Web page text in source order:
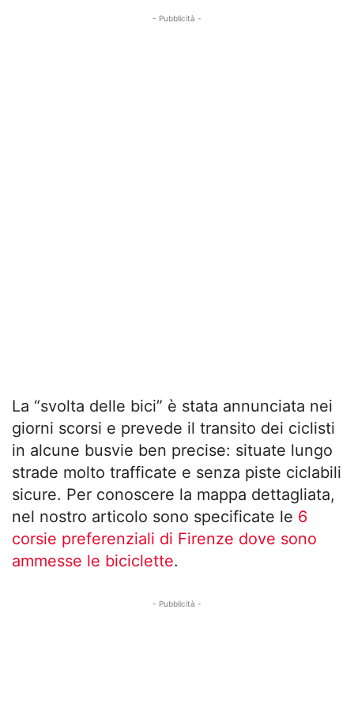
- Pubblicità -
La “svolta delle bici” è stata annunciata nei
giorni scorsi e prevede il transito dei ciclisti
in alcune busvie ben precise: situate lungo
strade molto trafficate e senza piste ciclabili
sicure. Per conoscere la mappa dettagliata,
nel nostro articolo sono specificate le 6
corsie preferenziali di Firenze dove sono
ammesse le biciclette.
- Pubblicità -